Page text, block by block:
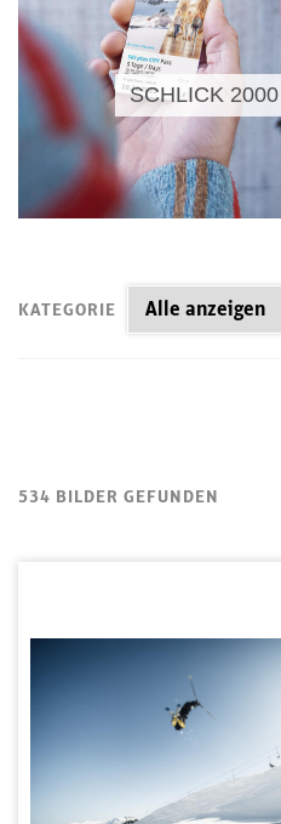
SCHLICK 2000
KATEGORIE
534 BILDER GEFUNDEN